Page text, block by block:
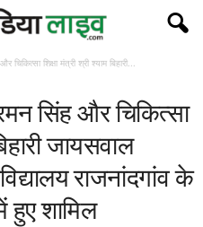
शिक्षा मंत्री श्री श्याम बिहारी...
सिंह और चिकित्सा
जायसवाल
राजनांदगांव के
हुए शामिल